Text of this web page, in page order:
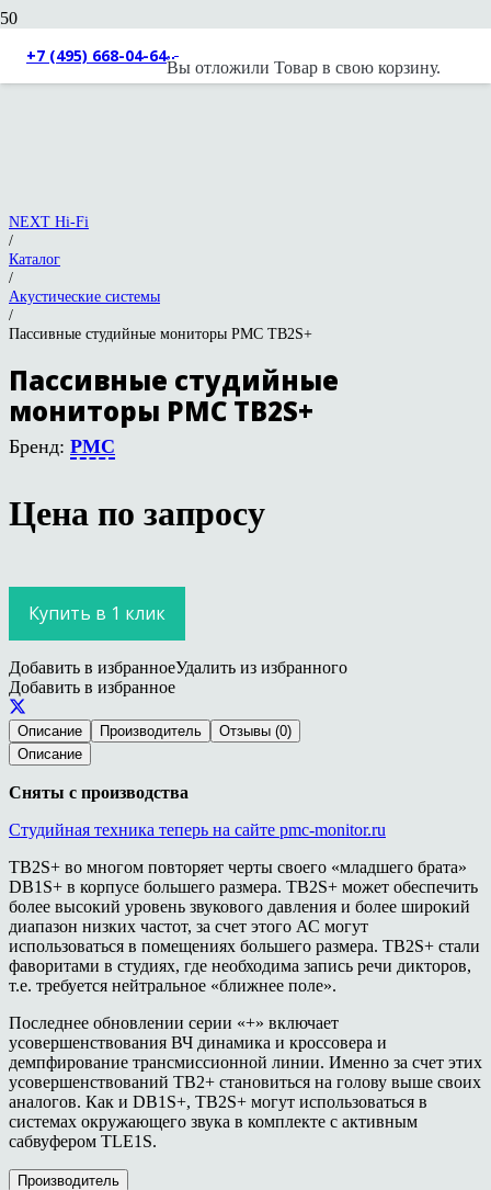
+7 (495) 668-04-64
Вы отложили Товар в свою корзину.
NEXT Hi-Fi
/
Каталог
/
Акустические системы
/
Пассивные студийные мониторы PMC TB2S+
Пассивные студийные
мониторы PMC TB2S+
Бренд: PMC
Цена по запросу
Купить в 1 клик
Добавить в избранноеУдалить из избранного
Добавить в избранное
Описание Производитель
Отзывы (0)
Описание
Сняты с производства
Студийная техника теперь на сайте pmc-monitor.ru
TB2S+ во многом повторяет черты своего «младшего брата»
DB1S+ в корпусе большего размера. TB2S+ может обеспечить
более высокий уровень звукового давления и более широкий
диапазон низких частот, за счет этого АС могут
использоваться в помещениях большего размера. TB2S+ стали
фаворитами в студиях, где необходима запись речи дикторов,
т.е. требуется нейтральное «ближнее поле».
Последнее обновлении серии «+» включает
усовершенствования ВЧ динамика и кроссовера и
демпфирование трансмиссионной линии. Именно за счет этих
усовершенствований TB2+ становиться на голову выше своих
аналогов. Как и DB1S+, TB2S+ могут использоваться в
системах окружающего звука в комплекте с активным
сабвуфером TLE1S.
Производитель